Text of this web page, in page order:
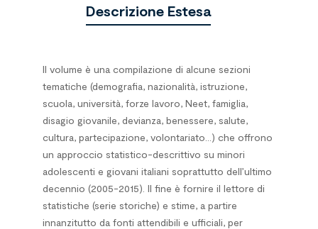
Descrizione Estesa
Il volume è una compilazione di alcune sezioni
tematiche (demografia, nazionalità, istruzione,
scuola, università, forze lavoro, Neet, famiglia,
disagio giovanile, devianza, benessere, salute,
cultura, partecipazione, volontariato…) che offrono
un approccio statistico-descrittivo su minori
adolescenti e giovani italiani soprattutto dell’ultimo
decennio (2005-2015). Il fine è fornire il lettore di
statistiche (serie storiche) e stime, a partire
innanzitutto da fonti attendibili e ufficiali, per